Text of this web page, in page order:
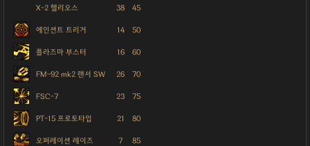
X-2 헬리오스 38 45
에인션트 트리거 14 50
플라즈마 부스터 16 60
FM-92 mk2 랜서 SW 26 70
FSC-7 23 75
PT-15 프로토타입 21 80
오퍼레이션 레이즈 7 85